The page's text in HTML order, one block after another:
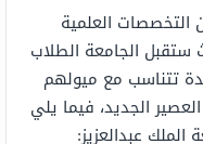
التخصصات العلمية
ستقبل الجامعة الطلاب
تتناسب مع ميولهم
الجديد، فيما يلي
عبدالعزيز: